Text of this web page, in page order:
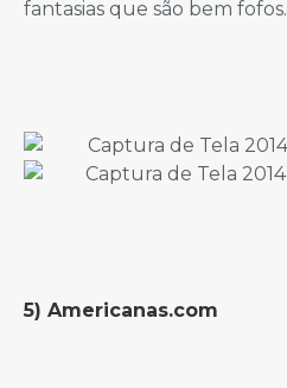
fantasias que são bem
5) Americanas.com